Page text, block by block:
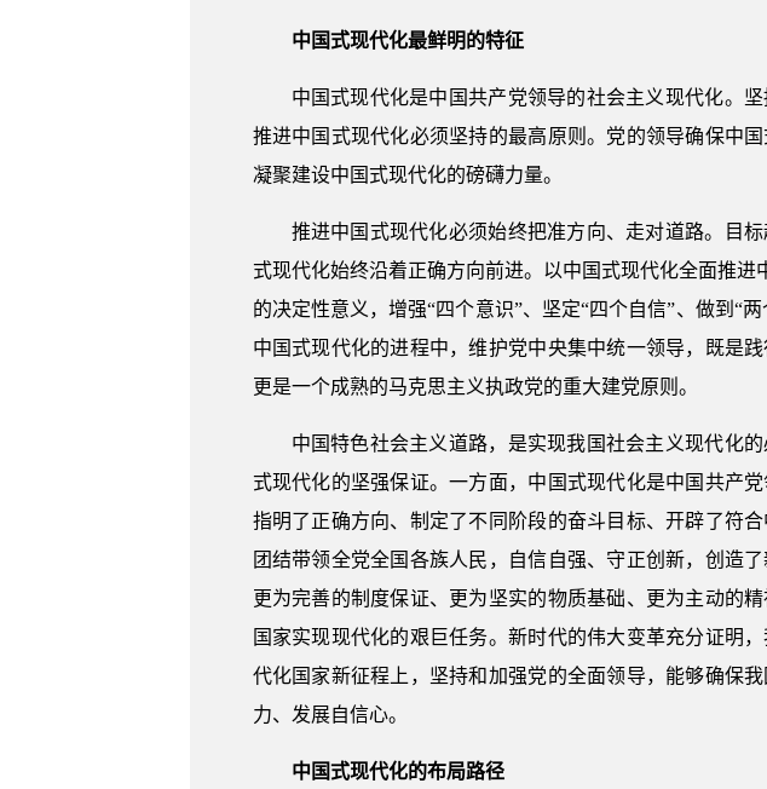
中国式现代化最鲜明的特征
中国式现代化是中国共产党领导的社会主义现代化。
推进中国式现代化必须坚持的最高原则。党的领导确保中
凝聚建设中国式现代化的磅礴力量。
推进中国式现代化必须始终把准方向、走对道路。目
式现代化始终沿着正确方向前进。以中国式现代化全面推
的决定性意义，增强“四个意识”、坚定“四个自信”、做到“
中国式现代化的进程中，维护党中央集中统一领导，既是
更是一个成熟的马克思主义执政党的重大建党原则。
中国特色社会主义道路，是实现我国社会主义现代化
式现代化的坚强保证。一方面，中国式现代化是中国共产
指明了正确方向、制定了不同阶段的奋斗目标、开辟了符
团结带领全党全国各族人民，自信自强、守正创新，创造
更为完善的制度保证、更为坚实的物质基础、更为主动的
国家实现现代化的艰巨任务。新时代的伟大变革充分证明
代化国家新征程上，坚持和加强党的全面领导，能够确保
力、发展自信心。
中国式现代化的布局路径